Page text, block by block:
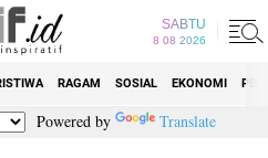
SABTU
8 08 2026
RAGAM SOSIAL EKONOMI
Powered by Translate